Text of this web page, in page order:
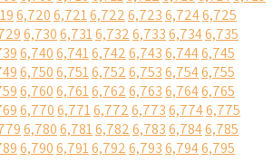
6,7206,7216,7226,7236,7246,725
6,7306,7316,7326,7336,7346,735
6,7406,7416,7426,7436,7446,745
6,7506,7516,7526,7536,7546,755
6,7606,7616,7626,7636,7646,765
6,7706,7716,7726,7736,7746,775
6,7806,7816,7826,7836,7846,785
6,7906,7916,7926,7936,7946,795